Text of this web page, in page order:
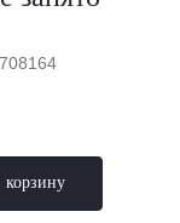
корзину